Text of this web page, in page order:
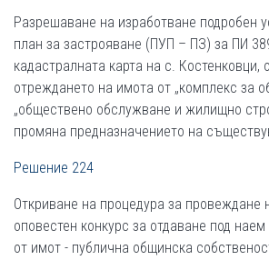
Разрешаване на изработване подробен
план за застрояване (ПУП – ПЗ) за ПИ
кадастралната карта на с. Костенковци,
отреждането на имота от „комплекс за
„обществено обслужване и жилищно
промяна предназначението на
Решение 224
Откриване на процедура за провеждане
оповестен конкурс за отдаване под
от имот - публична общинска